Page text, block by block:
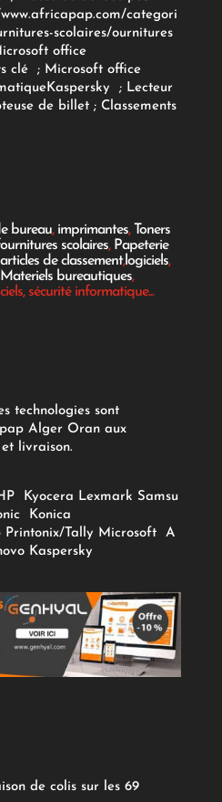
categori
scolaires/ournitures
office
clé; Microsoft office
Kaspersky ; Lecteur
de billet; Classements
bureau, imprimantes, Toners
scolaires, Papeterie
articles de classement,logiciels,
Materiels bureautiques,
sécurité informatique...
technologies sont
Alger Oran aux
livraison.
Kyocera Lexmark Samsu
Konica
Printonix/Tally Microsoft
A
Kaspersky
de colis sur les 69